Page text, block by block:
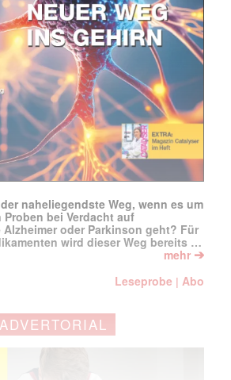
naheliegendste Weg, wenn es um
bei Verdacht auf
oder Parkinson geht? Für
wird dieser Weg bereits …
mehr ➔
Leseprobe |Abo
ADVERTORIAL